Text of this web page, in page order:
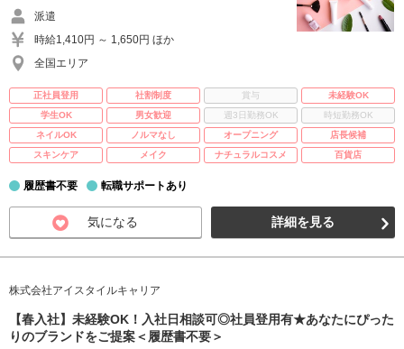
派遣
時給1,410円 ～ 1,650円 ほか
全国エリア
正社員登用 社割制度 賞与
未経験OK
学生OK
男女歓迎 週3日勤務OK
時短勤務OK
ネイルOK
ノルマなし オープニング
店長候補
スキンケア
メイク ナチュラルコスメ 百貨店
履歴書不要 転職サポートあり
気になる 詳細を見る
株式会社アイスタイルキャリア
【春入社】未経験OK！入社日相談可◎社員登用有★あなたにぴった
りのブランドをご提案＜履歴書不要＞